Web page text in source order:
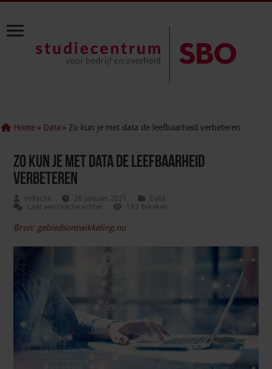
Home » Data » Zo kun je met data de leefbaarheid verbeteren
Zo kun je met data de leefbaarheid
verbeteren
redactie 26 januari 2021
Data
Laat een reactie achter
183 Bekeken
Bron: gebiedsontwikkeling.nu